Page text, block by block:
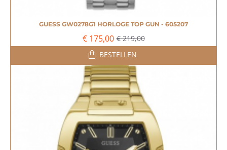
GUESS GW0278G1 HORLOGE TOP GUN - 605207
€ 175,00 € 219,00
BESTELLEN